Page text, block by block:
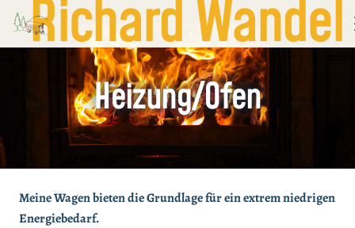
Richard Wandel
Heizung/Ofen
Meine Wagen bieten die Grundlage für ein extrem niedrigen
Energiebedarf.